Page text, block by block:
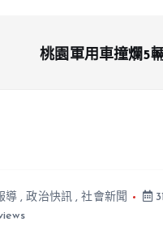
桃園軍用車撞爛5
導,政治快訊,社會新聞